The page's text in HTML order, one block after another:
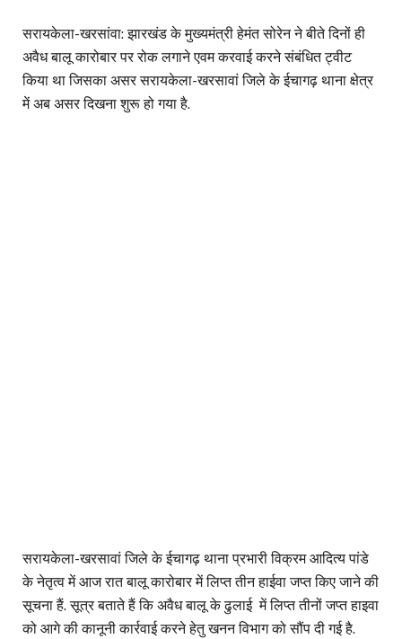
सरायकेला-खरसांवा: झारखंड के मुख्यमंत्री हेमंत सोरेन ने बीते दिनों ही
अवैध बालू कारोबार पर रोक लगाने एवम करवाई करने संबंधित ट्वीट
किया था जिसका असर सरायकेला-खरसावां जिले के ईचागढ़ थाना क्षेत्र
में अब असर दिखना शुरू हो गया है.
सरायकेला-खरसावां जिले के ईचागढ़ थाना प्रभारी विक्रम आदित्य पांडे
के नेतृत्व में आज रात बालू कारोबार में लिप्त तीन हाईवा जप्त किए जाने की
सूचना हैं. सूत्र बताते हैं कि अवैध बालू के ढुलाई में लिप्त तीनों जप्त हाइवा
को आगे की कानूनी कार्रवाई करने हेतु खनन विभाग को सौंप दी गई है.